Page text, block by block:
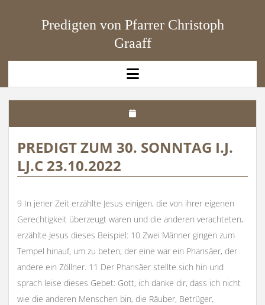
Predigten von Pfarrer Christoph
Graaff
open
menu
PREDIGT ZUM 30. SONNTAG I.J.
LJ.C 23.10.2022
9 In jener Zeit erzählte Jesus einigen, die von ihrer eigenen
Gerechtigkeit überzeugt waren und die anderen verachteten,
erzählte Jesus dieses Beispiel: 10 Zwei Männer gingen zum
Tempel hinauf, um zu beten; der eine war ein Pharisäer, der
andere ein Zöllner. 11 Der Pharisäer stellte sich hin und
sprach leise dieses Gebet: Gott, ich danke dir, dass ich nicht
wie die anderen Menschen bin, die Räuber, Betrüger,